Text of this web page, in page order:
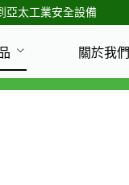
亞太工業安全設備
關於我們